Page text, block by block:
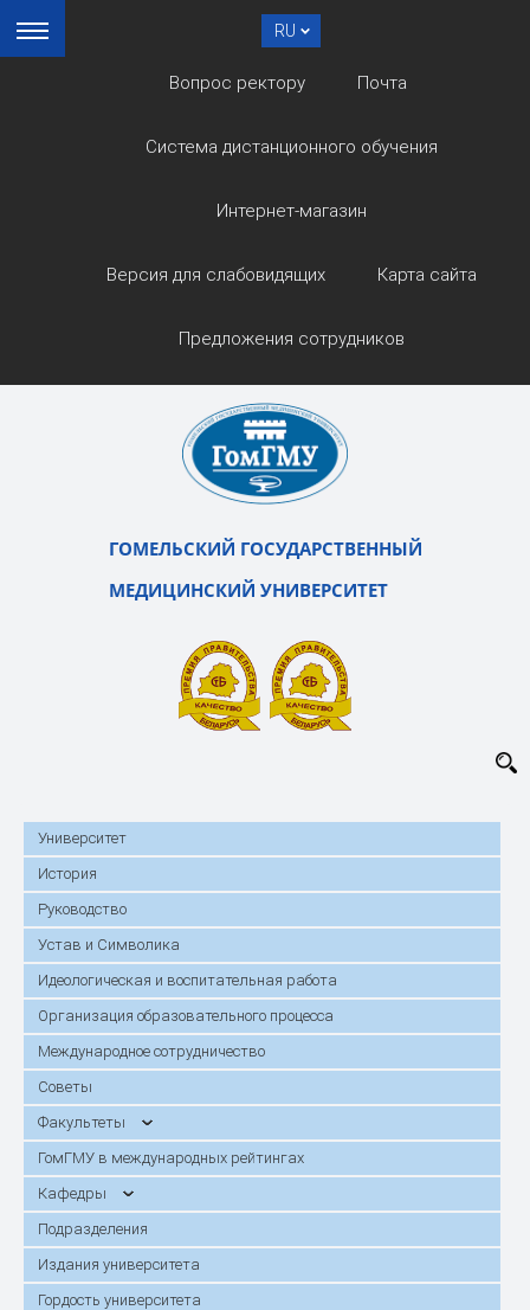
RU
Вопрос ректору Почта
Система дистанционного обучения
Интернет-магазин
Версия для слабовидящих Карта сайта
Предложения сотрудников
ГОМЕЛЬСКИЙ ГОСУДАРСТВЕННЫЙ
МЕДИЦИНСКИЙ УНИВЕРСИТЕТ
Университет
История
Руководство
Устав и Символика
Идеологическая и воспитательная работа
Организация образовательного процесса
Международное сотрудничество
Советы
Факультеты
ГомГМУ в международных рейтингах
Кафедры
Подразделения
Издания университета
Гордость университета